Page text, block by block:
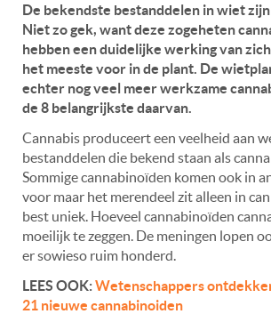
De bekendste bestanddelen in wiet zijn
Niet zo gek, want deze zogeheten
hebben een duidelijke werking van
het meeste voor in de plant. De
echter nog veel meer werkzame
de 8 belangrijkste daarvan.
Cannabis produceert een veelheid aan
bestanddelen die bekend staan ​​als
Sommige cannabinoïden komen ook in
voor maar het merendeel zit alleen in
best uniek. Hoeveel cannabinoïden
moeilijk te zeggen. De meningen lopen
er sowieso ruim honderd.
LEES OOK:Wetenschappers
21 nieuwe cannabinoiden